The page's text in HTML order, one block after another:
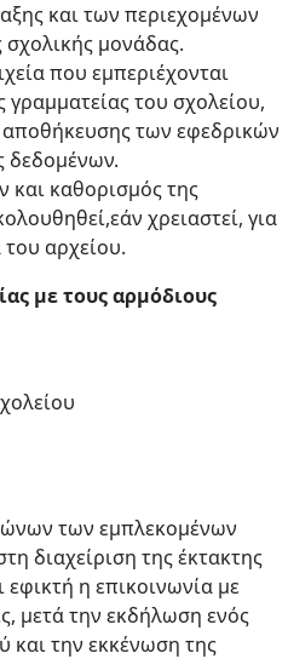
και των περιεχομένων
σχολικής μονάδας.
που εμπεριέχονται
γραμματείας του σχολείου,
αποθήκευσης των εφεδρικών
δεδομένων.
και καθορισμός της
χρειαστεί, για
αρχείου.
με τους αρμόδιους
των εμπλεκομένων
διαχείριση της έκτακτης
εφικτή η επικοινωνία με
μετά την εκδήλωση ενός
και την εκκένωση της